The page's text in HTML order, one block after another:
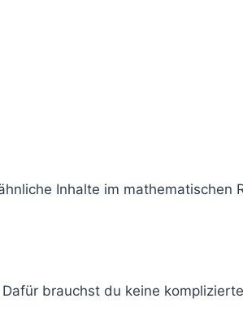
Inhalte im mathematischen
Dafür brauchst du keine